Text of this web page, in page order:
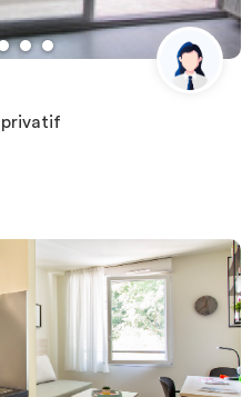
salle d’eau avec
privatif